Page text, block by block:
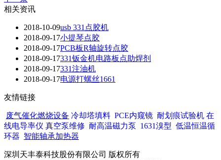
相关资讯
2018-10-09usb 331点胶机
2018-09-17小提琴点胶
2018-09-17PCB板R轴旋转点胶
2018-09-17331钣金机电路板点助焊剂
2018-09-17331注油机
2018-09-17电源打螺丝1661
友情链接
废气催化燃烧设备 冷却塔填料 PCE内窥镜 耐划痕试验机 在
线电导率仪 真空泵维修 耐高温磁力泵 1631溴型 低温恒温循
环器 智能轴承加热器
深圳天丰泰科技股份有限公司 版权所有